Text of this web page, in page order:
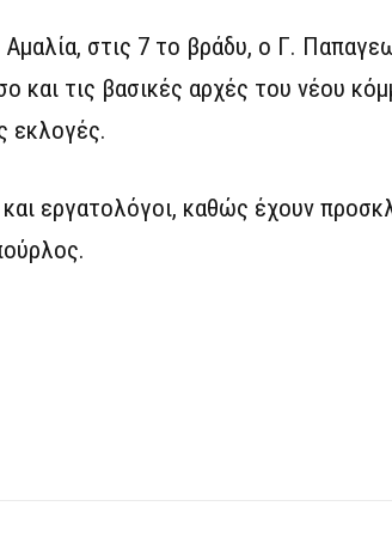
στις 7 το βράδυ, ο Γ.
και τις βασικές αρχές του νέου
εκλογές.
εργατολόγοι, καθώς έχουν